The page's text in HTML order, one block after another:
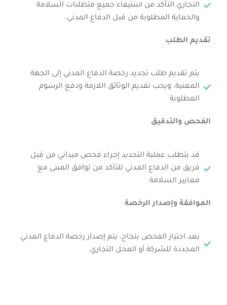
التجاري التأكد من استيفاء جميع متطلبات السلامة
والحماية المطلوبة من قبل الدفاع المدني.
تقديم الطلب
يتم تقديم طلب تجديد رخصة الدفاع المدني إلى الجهة
المعنية، ويجب تقديم الوثائق اللازمة ودفع الرسوم
المطلوبة
الفحص والتدقيق
قد يتطلب عملية التجديد إجراء فحص ميداني من قبل
فريق من الدفاع المدني للتأكد من توافق المبنى مع
معايير السلامة
الموافقة وإصدار الرخصة
بعد اجتياز الفحص بنجاح، يتم إصدار رخصة الدفاع المدني
المجددة للشركة أو المحل التجاري.